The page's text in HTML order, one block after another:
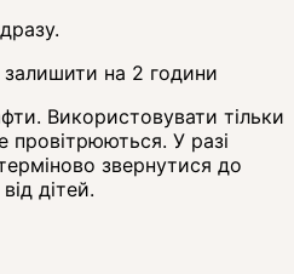
на 2 години
Використовувати тільки
У разі
звернутися до
дітей.